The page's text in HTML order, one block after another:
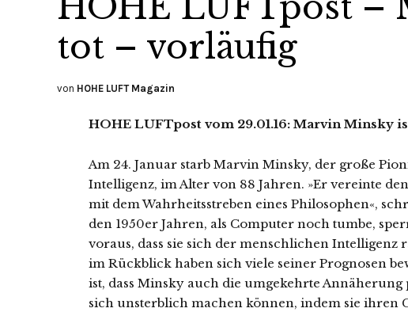
tot – vorläufig
von HOHE LUFT Magazin
HOHE LUFTpost vom 29.01.16: Marvin Minsky
Am 24. Januar starb Marvin Minsky, der große
Intelligenz, im Alter von 88 Jahren. »Er vereinte
mit dem Wahrheitsstreben eines Philosophen«,
den 1950er Jahren, als Computer noch tumbe,
voraus, dass sie sich der menschlichen
im Rückblick haben sich viele seiner Prognosen
ist, dass Minsky auch die umgekehrte Annäherung
sich unsterblich machen können, indem sie ihren